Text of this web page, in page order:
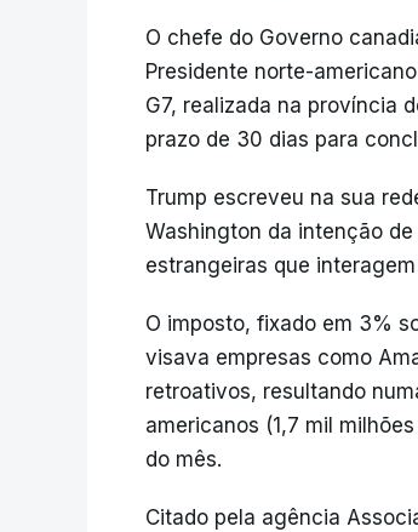
O chefe do Governo
Presidente norte-
G7, realizada na província
prazo de 30 dias para
Trump escreveu na sua
Washington da intenção
estrangeiras que
O imposto, fixado em 3%
visava empresas como
retroativos, resultando
americanos (1,7 mil
do mês.
Citado pela agência